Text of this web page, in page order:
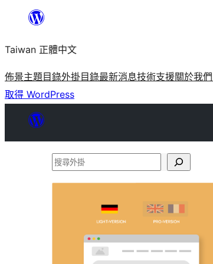
主
要
內
容
Taiwan 正體中文
佈景主題目錄外掛目錄最新消息技術支援關於我們
取得 WordPress
搜